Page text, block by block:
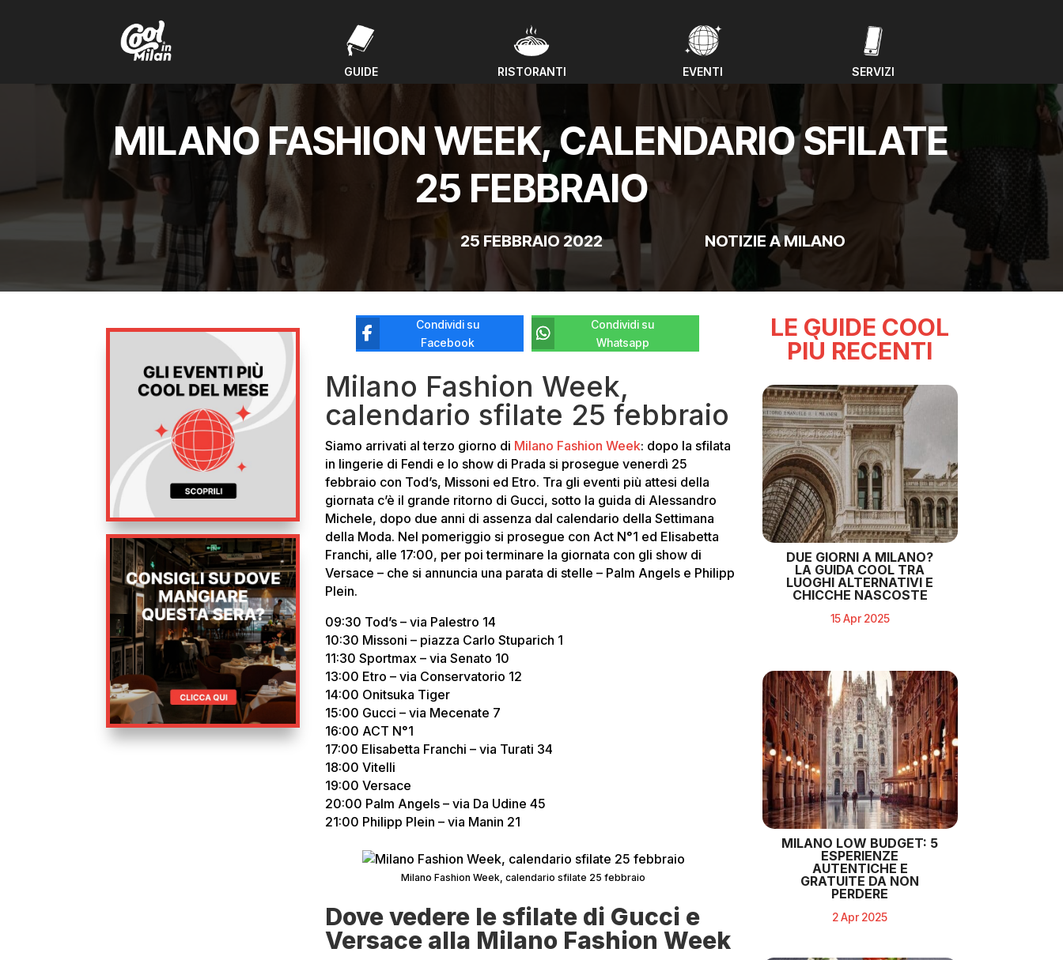
GUIDE RISTORANTI EVENTI SERVIZI
MILANO FASHION WEEK, CALENDARIO SFILATE
25 FEBBRAIO
25 FEBBRAIO 2022 NOTIZIE A MILANO
Condividi su
Facebook
Condividi su
Whatsapp
Milano Fashion Week,
calendario sfilate 25 febbraio
Siamo arrivati al terzo giorno di Milano Fashion Week: dopo la sfilata
in lingerie di Fendi e lo show di Prada si prosegue venerdì 25
febbraio con Tod’s, Missoni ed Etro. Tra gli eventi più attesi della
giornata c’è il grande ritorno di Gucci, sotto la guida di Alessandro
Michele, dopo due anni di assenza dal calendario della Settimana
della Moda. Nel pomeriggio si prosegue con Act N°1 ed Elisabetta
Franchi, alle 17:00, per poi terminare la giornata con gli show di
Versace – che si annuncia una parata di stelle – Palm Angels e Philipp
Plein.
09:30 Tod’s – via Palestro 14
10:30 Missoni – piazza Carlo Stuparich 1
11:30 Sportmax – via Senato 10
13:00 Etro – via Conservatorio 12
14:00 Onitsuka Tiger
15:00 Gucci – via Mecenate 7
16:00 ACT N°1
17:00 Elisabetta Franchi – via Turati 34
18:00 Vitelli
19:00 Versace
20:00 Palm Angels – via Da Udine 45
21:00 Philipp Plein – via Manin 21
Milano Fashion Week, calendario sfilate 25 febbraio
Dove vedere le sfilate di Gucci e
Versace alla Milano Fashion Week
LE GUIDE COOL
PIÙ RECENTI
DUE GIORNI A MILANO?
LA GUIDA COOL TRA
LUOGHI ALTERNATIVI E
CHICCHE NASCOSTE
15 Apr 2025
MILANO LOW BUDGET: 5
ESPERIENZE
AUTENTICHE E
GRATUITE DA NON
PERDERE
2 Apr 2025